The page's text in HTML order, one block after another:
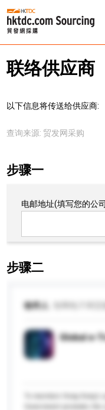
联络供应商
以下信息将传送给供应商:
查询来源: 贸发网采购
步骤一
电邮地址(填写您的公
步骤二
收件人
Global e-